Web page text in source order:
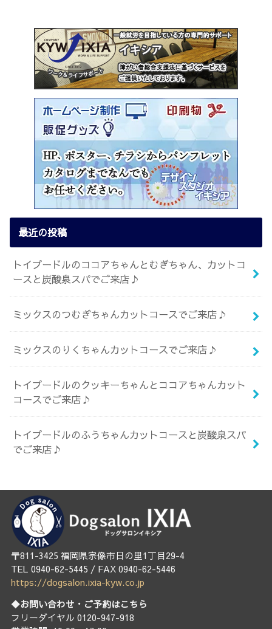
最近の投稿
トイプードルのココアちゃんとむぎちゃん、カットコ
ースと炭酸泉スパでご来店♪
ミックスのつむぎちゃんカットコースでご来店♪
ミックスのりくちゃんカットコースでご来店♪
トイプードルのクッキーちゃんとココアちゃんカット
コースでご来店♪
トイプードルのふうちゃんカットコースと炭酸泉スパ
でご来店♪
〒811-3425 福岡県宗像市日の里1丁目29-4
TEL 0940-62-5445 / FAX 0940-62-5446
https://dogsalon.ixia-kyw.co.jp
◆お問い合わせ・ご予約はこちら
フリーダイヤル 0120-947-918